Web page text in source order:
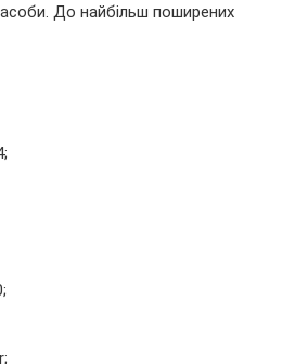
До найбільш поширених